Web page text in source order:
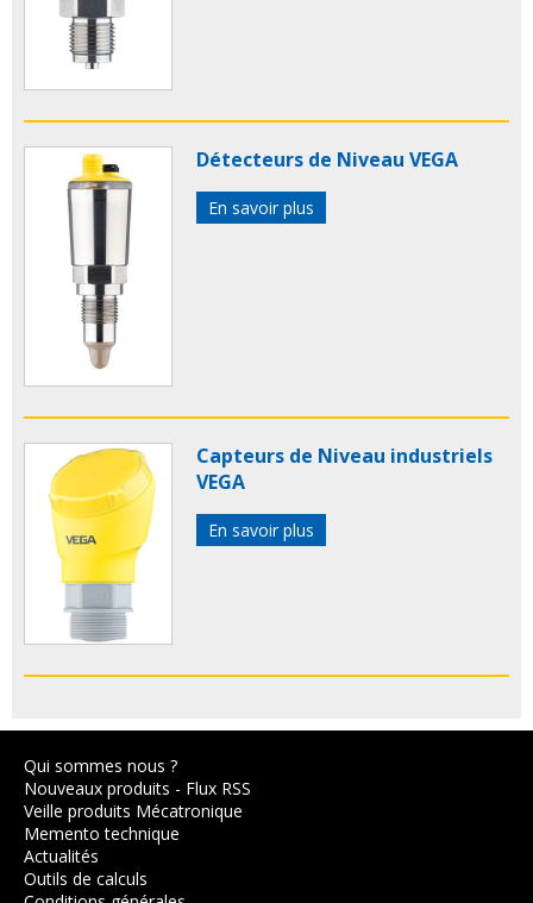
Détecteurs de Niveau VEGA
En savoir plus
Capteurs de Niveau industriels
VEGA
En savoir plus
Qui sommes nous ?
Nouveaux produits - Flux RSS
Veille produits Mécatronique
Memento technique
Actualités
Outils de calculs